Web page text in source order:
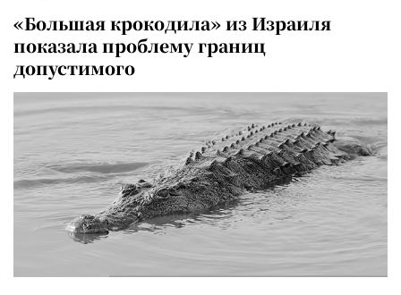
«Большая крокодила» из Израиля
показала проблему границ
допустимого